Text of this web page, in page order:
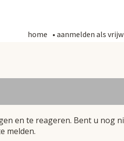
home aanmelden als
en te reageren. Bent u nog
melden.